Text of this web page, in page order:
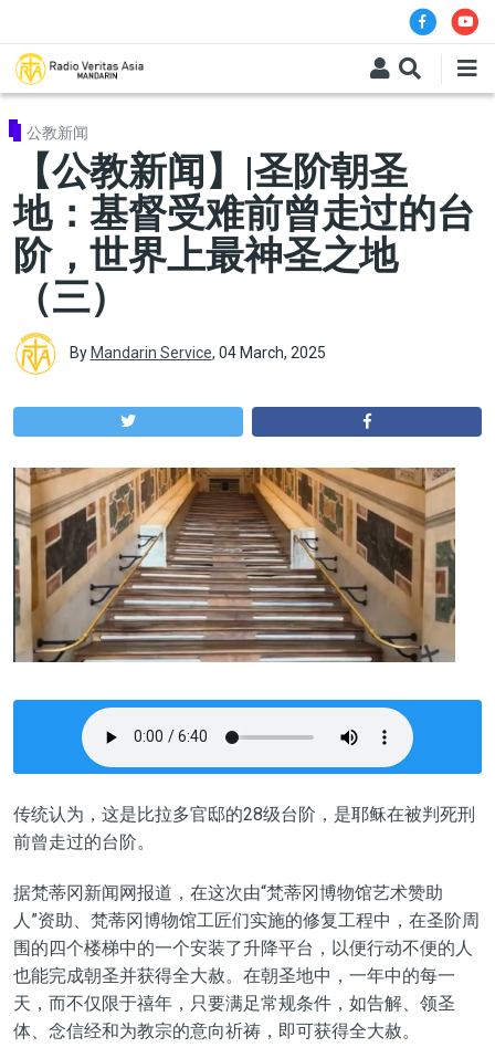
公教新闻
【公教新闻】|圣阶朝圣
地：基督受难前曾走过的台
阶，世界上最神圣之地
（三）
By Mandarin Service, 04 March, 2025
传统认为，这是比拉多官邸的28级台阶，是耶稣在被判死刑
前曾走过的台阶。
据梵蒂冈新闻网报道，在这次由“梵蒂冈博物馆艺术赞助
人”资助、梵蒂冈博物馆工匠们实施的修复工程中，在圣阶周
围的四个楼梯中的一个安装了升降平台，以便行动不便的人
也能完成朝圣并获得全大赦。在朝圣地中，一年中的每一
天，而不仅限于禧年，只要满足常规条件，如告解、领圣
体、念信经和为教宗的意向祈祷，即可获得全大赦。